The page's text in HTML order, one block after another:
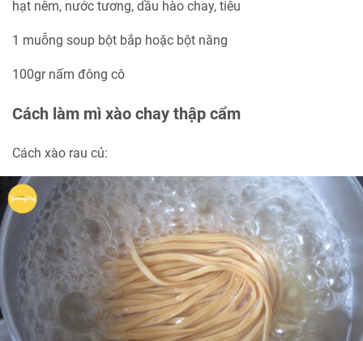
hạt nêm, nước tương, dầu hào chay, tiêu
1 muỗng soup bột bắp hoặc bột năng
100gr nấm đông cô
Cách làm mì xào chay thập cẩm
Cách xào rau củ: